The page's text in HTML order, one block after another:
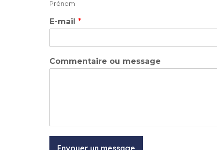
Prénom
E-mail *
Commentaire ou message
Envoyer un message